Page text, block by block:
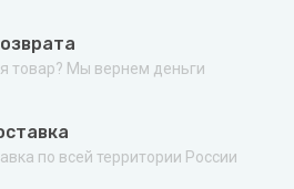
товар? Мы вернем деньги
по всей территории России